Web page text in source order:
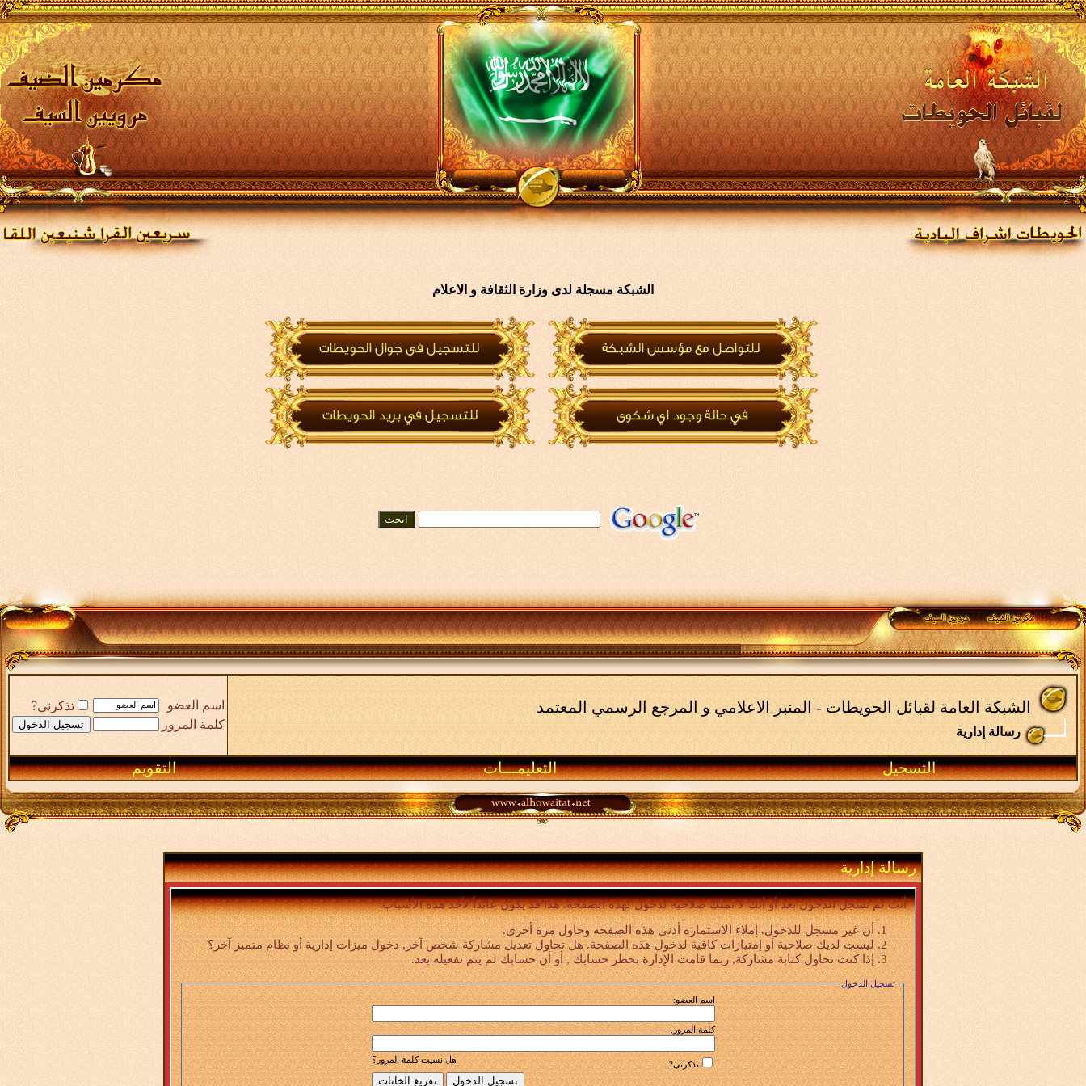
الشبكة مسجلة لدى وزارة الثقافة و الاعلام
الشبكة العامة لقبائل الحويطات - المنبر الاعلامي و المرجع الرسمي المعتمد
رسالة إدارية
اسم العضو
تذكرنى?
كلمة المرور
التسجيل التعليمـــات التقويم
رسالة إدارية
أنت لم تسجل الدخول بعد أو أنك لا تملك صلاحية لدخول لهذه الصفحة. هذا قد يكون عائداً لأحد هذه الأسباب:
أن غير مسجل للدخول. إملاء الاستمارة أدنى هذه الصفحة وحاول مرة أخرى.
ليست لديك صلاحية أو إمتيازات كافية لدخول هذه الصفحة. هل تحاول تعديل مشاركة شخص آخر, دخول ميزات إدارية أو نظام متميز آخر؟
إذا كنت تحاول كتابة مشاركة, ربما قامت الإدارة بحظر حسابك , أو أن حسابك لم يتم تفعيله بعد.
تسجيل الدخول
اسم العضو:
كلمة المرور:
هل نسيت كلمة المرور؟ تذكرنى?